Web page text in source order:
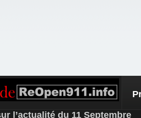
l’actualité du 11 Septembre